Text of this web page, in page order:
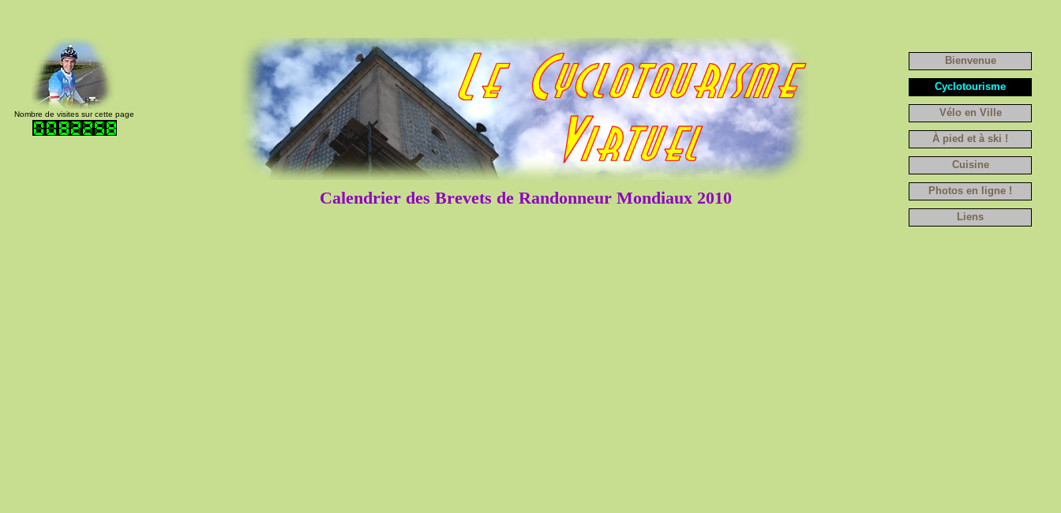
Nombre de visites sur cette page
Calendrier des Brevets de Randonneur Mondiaux 2010
Bienvenue
Cyclotourisme
Vélo en Ville
À pied et à ski !
Cuisine
Photos en ligne !
Liens